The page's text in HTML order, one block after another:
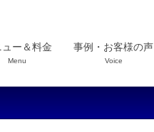
ュー＆料金
Menu
事例・お客様の声
Voice